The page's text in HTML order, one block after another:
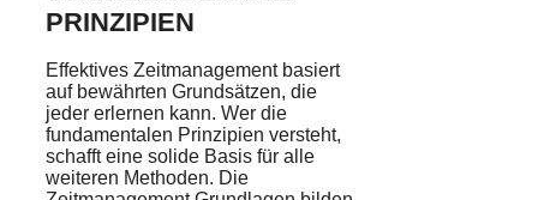
PRINZIPIEN
Effektives Zeitmanagement basiert
auf bewährten Grundsätzen, die
jeder erlernen kann. Wer die
fundamentalen Prinzipien versteht,
schafft eine solide Basis für alle
weiteren Methoden. Die